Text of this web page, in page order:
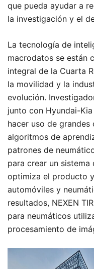
que pueda ayudar a
la investigación y el
La tecnología de
macrodatos se están
integral de la Cuarta
la movilidad y la
evolución.
junto con Hyundai-
hacer uso de
algoritmos de
patrones de
para crear un
optimiza el producto
automóviles y
resultados, NEXEN
para neumáticos
procesamiento de